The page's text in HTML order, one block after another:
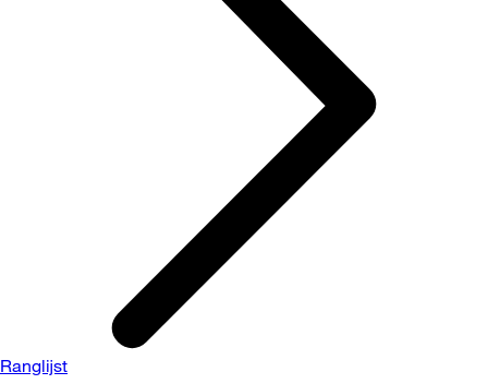
Ranglijst